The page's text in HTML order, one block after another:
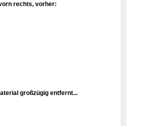
rechts, vorher:
großzügig entfernt...